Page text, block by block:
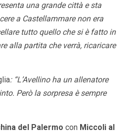
una grande città e sta
a Castellammare non era
tutto quello che si è fatto in
alla partita che verrà, ricaricare
: “L’Avellino ha un allenatore
Però la sorpresa è sempre
del Palermo con Miccoli al